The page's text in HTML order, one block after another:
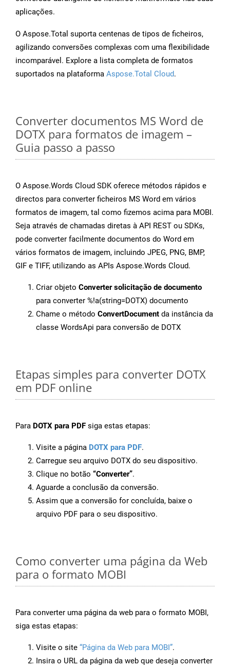
aplicações.
O Aspose.Total suporta centenas de tipos de ficheiros,
agilizando conversões complexas com uma flexibilidade
incomparável. Explore a lista completa de formatos
suportados na plataforma Aspose.Total Cloud.
Converter documentos MS Word de
DOTX para formatos de imagem –
Guia passo a passo
O Aspose.Words Cloud SDK oferece métodos rápidos e
directos para converter ficheiros MS Word em vários
formatos de imagem, tal como fizemos acima para MOBI.
Seja através de chamadas diretas à API REST ou SDKs,
pode converter facilmente documentos do Word em
vários formatos de imagem, incluindo JPEG, PNG, BMP,
GIF e TIFF, utilizando as APIs Aspose.Words Cloud.
Criar objeto Converter solicitação de documento
para converter %!a(string=DOTX) documento
Chame o método ConvertDocument da instância da
classe WordsApi para conversão de DOTX
Etapas simples para converter DOTX
em PDF online
Para DOTX para PDF siga estas etapas:
Visite a página DOTX para PDF.
Carregue seu arquivo DOTX do seu dispositivo.
Clique no botão “Converter”.
Aguarde a conclusão da conversão.
Assim que a conversão for concluída, baixe o
arquivo PDF para o seu dispositivo.
Como converter uma página da Web
para o formato MOBI
Para converter uma página da web para o formato MOBI,
siga estas etapas:
Visite o site “Página da Web para MOBI”.
Insira o URL da página da web que deseja converter